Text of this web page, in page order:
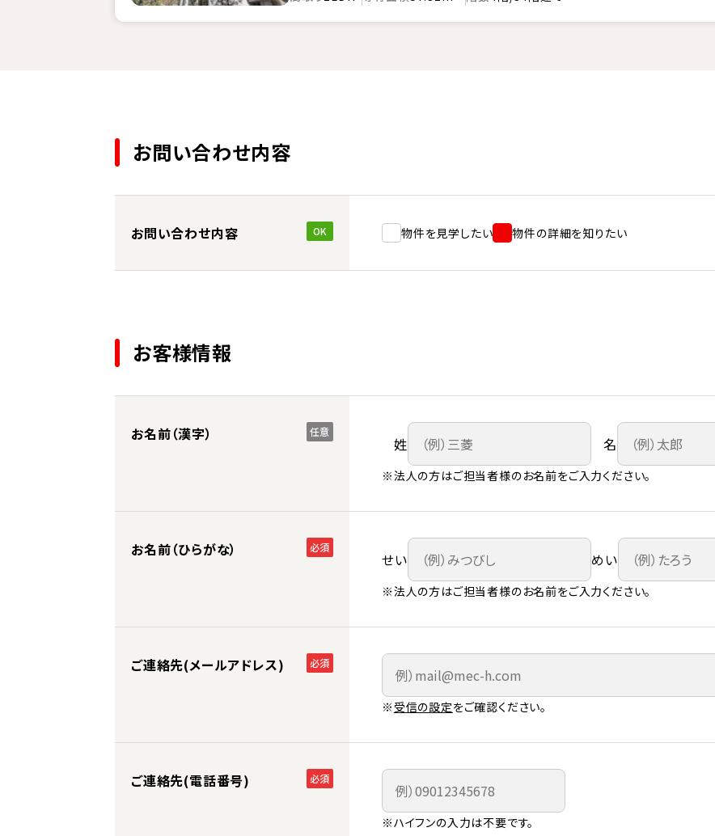
お問い合わせ内容
お問い合わせ内容 OK 物件を見学したい 物件の詳細を知りたい
お客様情報
お名前（漢字） 任意
姓 名
※法人の方はご担当者様のお名前をご入力ください。
お名前（ひらがな） 必須
せい めい
※法人の方はご担当者様のお名前をご入力ください。
ご連絡先(メールアドレス) 必須
※ 受信の設定をご確認ください。
ご連絡先(電話番号) 必須
※ハイフンの入力は不要です。